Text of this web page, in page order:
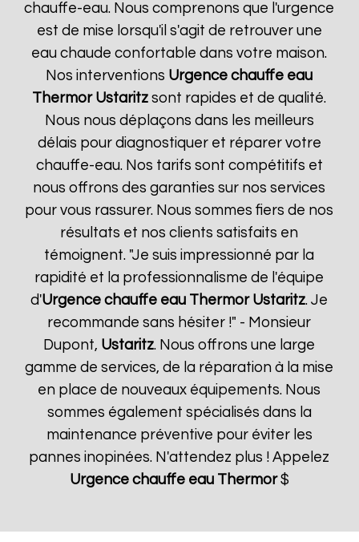
chauffe-eau. Nous comprenons que l'urgence
est de mise lorsqu'il s'agit de retrouver une
eau chaude confortable dans votre maison.
Nos interventions Urgence chauffe eau
Thermor Ustaritz sont rapides et de qualité.
Nous nous déplaçons dans les meilleurs
délais pour diagnostiquer et réparer votre
chauffe-eau. Nos tarifs sont compétitifs et
nous offrons des garanties sur nos services
pour vous rassurer. Nous sommes fiers de nos
résultats et nos clients satisfaits en
témoignent. "Je suis impressionné par la
rapidité et la professionnalisme de l'équipe
d'Urgence chauffe eau Thermor Ustaritz. Je
recommande sans hésiter !" - Monsieur
Dupont, Ustaritz. Nous offrons une large
gamme de services, de la réparation à la mise
en place de nouveaux équipements. Nous
sommes également spécialisés dans la
maintenance préventive pour éviter les
pannes inopinées. N'attendez plus ! Appelez
Urgence chauffe eau Thermor$